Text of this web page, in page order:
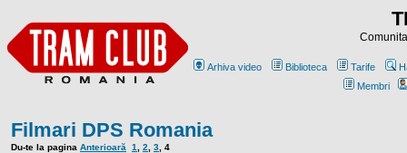
Arhiva video Biblioteca Tarife
Membri
Filmari DPS Romania
Du-te la pagina Anterioară 1 2 3 4